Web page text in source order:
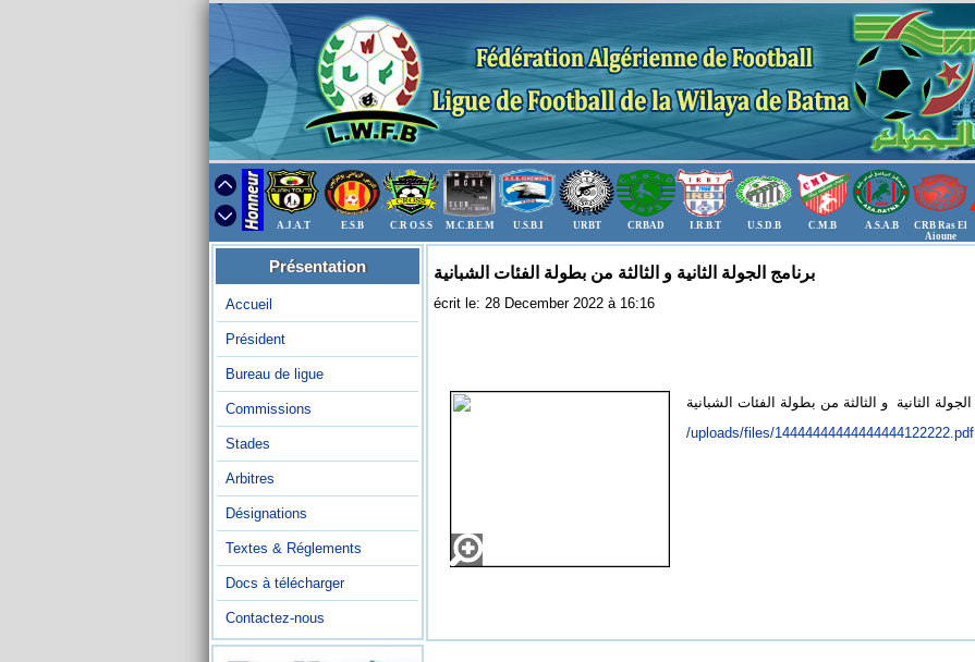
A.J.A.T E.S.B C.R O.S.S M.C.B.E.M U.S.B.I URBT CRBAD I.R.B.T U.S.D.B C.M.B A.S.A.B
CRB Ras El
Aioune
Présentation
Accueil
Président
Bureau de ligue
Commissions
Stades
Arbitres
Désignations
Textes & Réglements
Docs à télécharger
Contactez-nous
برنامج الجولة الثانية و الثالثة من بطولة الفئات الشبانية
écrit le: 28 December 2022 à 16:16
/uploads/files/14444444444444444122222.pdf